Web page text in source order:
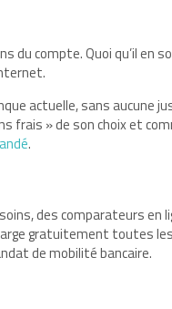
du compte. Quoi qu’il en
actuelle, sans aucune
frais » de son choix et
.
des comparateurs en
gratuitement toutes
de mobilité bancaire.